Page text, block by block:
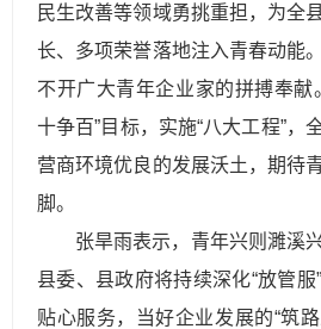
民生改善等领域勇挑重担，为全
长、多项荣誉落地注入青春动能
不开广大青年企业家的拼搏奉献
十争百”目标，实施“八大工程”，
营商环境优良的发展沃土，期待
脚。
张旱雨表示，青年兴则濉溪
县委、县政府将持续深化“放管
贴心服务，当好企业发展的“筑路